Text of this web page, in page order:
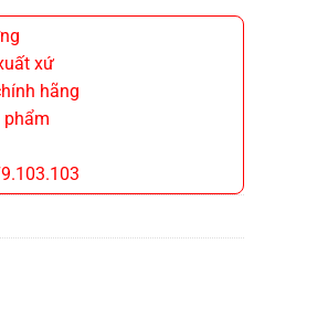
xứ
hãng